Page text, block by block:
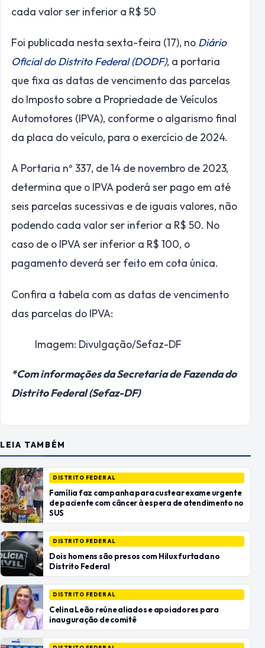
cada valor ser inferior a R$ 50
Foi publicada nesta sexta-feira (17), no Diário
Oficial do Distrito Federal (DODF), a portaria
que fixa as datas de vencimento das parcelas
do Imposto sobre a Propriedade de Veículos
Automotores (IPVA), conforme o algarismo final
da placa do veículo, para o exercício de 2024.
A Portaria nº 337, de 14 de novembro de 2023,
determina que o IPVA poderá ser pago em até
seis parcelas sucessivas e de iguais valores, não
podendo cada valor ser inferior a R$ 50. No
caso de o IPVA ser inferior a R$ 100, o
pagamento deverá ser feito em cota única.
Confira a tabela com as datas de vencimento
das parcelas do IPVA:
Imagem: Divulgação/Sefaz-DF
*Com informações da Secretaria de Fazenda do
Distrito Federal (Sefaz-DF)
LEIA TAMBÉM
DISTRITO FEDERAL
Família faz campanha para custear exame urgente
de paciente com câncer à espera de atendimento no
SUS
DISTRITO FEDERAL
Dois homens são presos com Hilux furtada no
Distrito Federal
DISTRITO FEDERAL
Celina Leão reúne aliados e apoiadores para
inauguração de comitê